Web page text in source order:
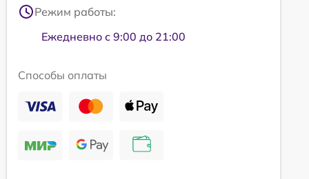
Режим работы:
Ежедневно с 9:00 до 21:00
Способы оплаты